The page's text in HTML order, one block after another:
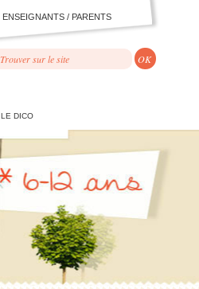
LE DICO
ENSEIGNANTS / PARENTS